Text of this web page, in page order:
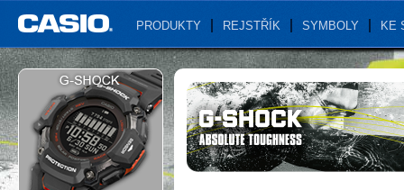
PRODUKTY REJSTŘÍK SYMBOLY KE